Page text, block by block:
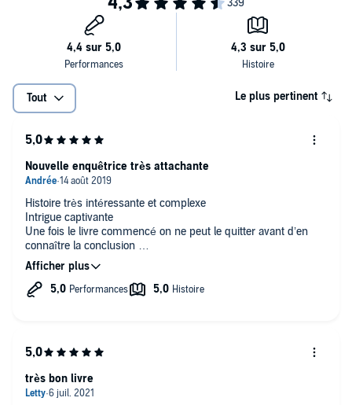
Tout Le plus pertinent
Histoire très intéressante et complexe
Intrigue captivante
Une fois le livre commencé on ne peut le quitter avant d’en
connaître la conclusion
Très bon livre
Nouvelle enquêtrice très attachante
très bon livre